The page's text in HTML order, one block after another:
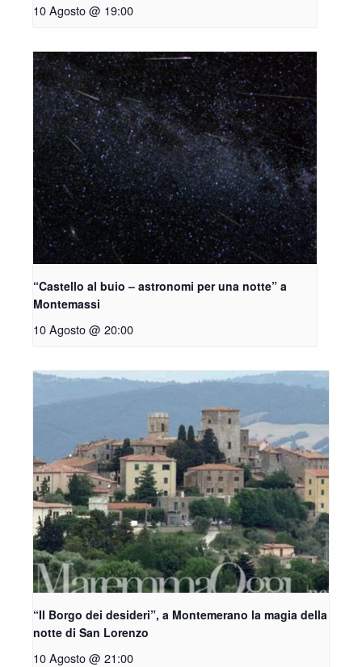
10 Agosto @ 19:00
“Castello al buio – astronomi per una notte” a
Montemassi
10 Agosto @ 20:00
“Il Borgo dei desideri”, a Montemerano la magia della
notte di San Lorenzo
10 Agosto @ 21:00